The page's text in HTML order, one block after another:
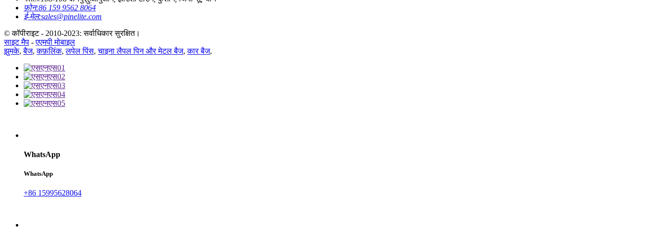
फ़ोन:86 159 9562 8064
ई-मेल:sales@pinelite.com
© कॉपीराइट - 2010-2023: सर्वाधिकार सुरक्षित।
साइट मैप -एएमपी मोबाइल
झुमके,बैज,कफ़लिंक,लपेल पिंस,चाइना लैपल पिन और मेटल बैज,कार बैज,
WhatsApp
WhatsApp
+86 15995628064